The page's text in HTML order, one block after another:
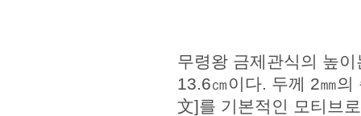
무령왕 금제관식의 높
13.6㎝이다. 두께 2㎜의
文]를 기본적인 모티브